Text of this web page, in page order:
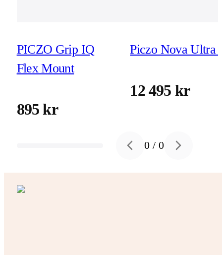
PICZO Grip IQ
Flex Mount
895 kr
Piczo Nova Ultra
12 495 kr
Previous slide
0 /0 Next slide